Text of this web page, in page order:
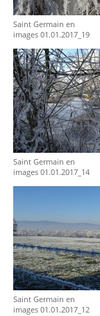
Saint Germain en
images 01.01.2017_19
Saint Germain en
images 01.01.2017_14
Saint Germain en
images 01.01.2017_12